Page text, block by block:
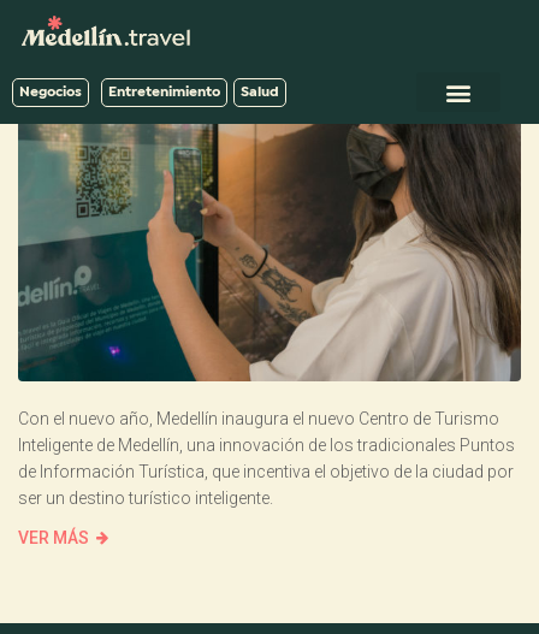
Negocios Entretenimiento Salud
Con el nuevo año, Medellín inaugura el nuevo Centro de Turismo
Inteligente de Medellín, una innovación de los tradicionales Puntos
de Información Turística, que incentiva el objetivo de la ciudad por
ser un destino turístico inteligente.
VER MÁS